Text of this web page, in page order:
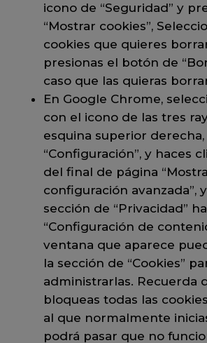
icono de “Seguridad” y
“Mostrar cookies”,
cookies que quieres
presionas el botón de
caso que las quieras
En Google Chrome,
con el icono de las tres
esquina superior
“Configuración”, y haces
del final de página
configuración avanzada”,
sección de “Privacidad”
“Configuración de
ventana que aparece
la sección de “Cookies”
administrarlas. Recuerda
bloqueas todas las
al que normalmente
podrá pasar que no